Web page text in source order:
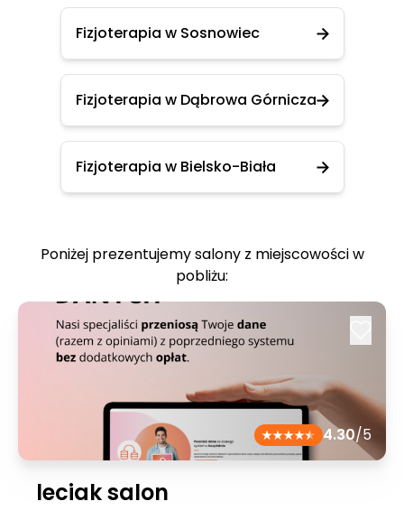
Fizjoterapia w Sosnowiec
Fizjoterapia w Dąbrowa Górnicza
Fizjoterapia w Bielsko-Biała
Poniżej prezentujemy salony z miejscowości w
pobliżu:
4.30/5
leciak salon